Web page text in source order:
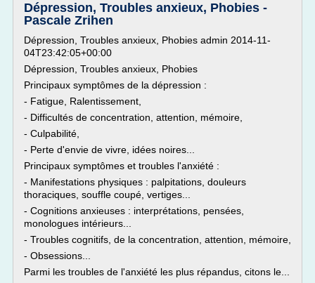
Dépression, Troubles anxieux, Phobies -
Pascale Zrihen
Dépression, Troubles anxieux, Phobies admin 2014-11-
04T23:42:05+00:00
Dépression, Troubles anxieux, Phobies
Principaux symptômes de la dépression :
- Fatigue, Ralentissement,
- Difficultés de concentration, attention, mémoire,
- Culpabilité,
- Perte d'envie de vivre, idées noires...
Principaux symptômes et troubles l'anxiété :
- Manifestations physiques : palpitations, douleurs
thoraciques, souffle coupé, vertiges...
- Cognitions anxieuses : interprétations, pensées,
monologues intérieurs...
- Troubles cognitifs, de la concentration, attention, mémoire,
- Obsessions...
Parmi les troubles de l'anxiété les plus répandus, citons le...